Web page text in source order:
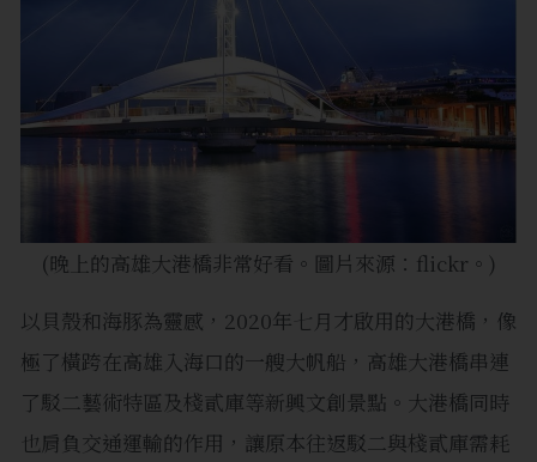
(晚上的高雄大港橋非常好看。圖片來源：flickr。)
以貝殼和海豚為靈感，2020年七月才啟用的大港橋，像
極了橫跨在高雄入海口的一艘大帆船，高雄大港橋串連
了駁二藝術特區及棧貳庫等新興文創景點。大港橋同時
也肩負交通運輸的作用，讓原本往返駁二與棧貳庫需耗